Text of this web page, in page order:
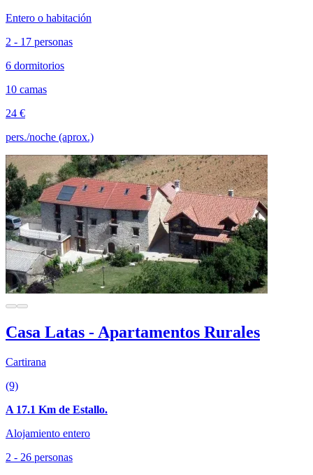
Entero o habitación
2 - 17 personas
6 dormitorios
10 camas
24 €
pers./noche (aprox.)
Casa Latas - Apartamentos Rurales
Cartirana
(9)
A 17.1 Km de Estallo.
Alojamiento entero
2 - 26 personas